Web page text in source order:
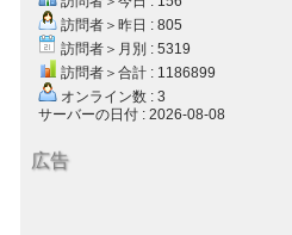
訪問者＞昨日 : 805
訪問者＞月別 : 5319
訪問者＞合計 : 1186899
オンライン数 : 3
サーバーの日付 : 2026-08-08
広告